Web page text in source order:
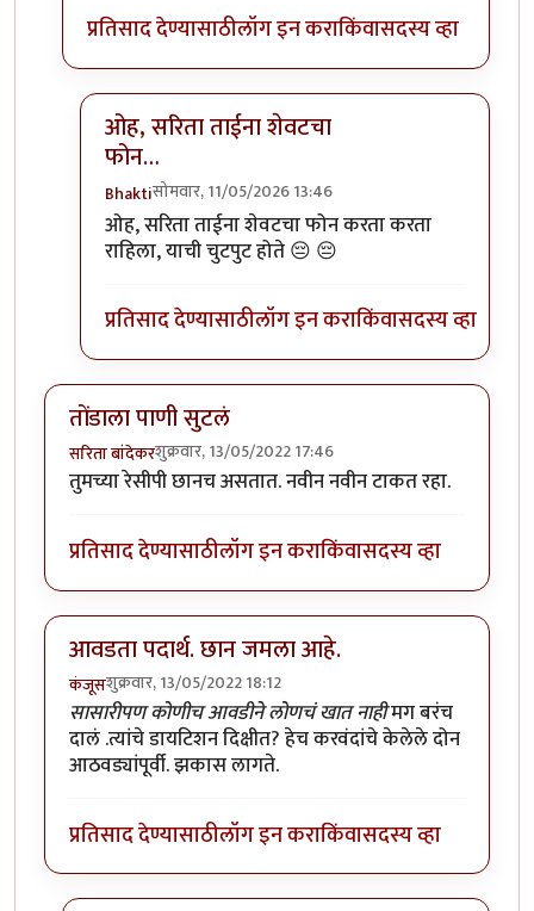
प्रतिसाद देण्यासाठीलॉग इन कराकिंवासदस्य व्हा
ओह, सरिता ताईना शेवटचा
फोन…
Bhaktiसोमवार, 11/05/2026 13:46
In reply to:) तुम्हाला पाकृ नेहमी आवडतातby
ओह, सरिता ताईना शेवटचा फोन करता करता
राहिला, याची चुटपुट होते 😔 😔
प्रतिसाद देण्यासाठीलॉग इन कराकिंवासदस्य व्हा
तोंडाला पाणी सुटलं
सरिता बांदेकरशुक्रवार, 13/05/2022 17:46
तुमच्या रेसीपी छानच असतात. नवीन नवीन टाकत रहा.
प्रतिसाद देण्यासाठीलॉग इन कराकिंवासदस्य व्हा
आवडता पदार्थ. छान जमला आहे.
कंजूसशुक्रवार, 13/05/2022 18:12
सासारीपण कोणीच आवडीने लोणचं खात नाहीमग बरंच
दालं .त्यांचे डायटिशन दिक्षीत? हेच करवंदांचे केलेले दोन
आठवड्यांपूर्वी. झकास लागते.
प्रतिसाद देण्यासाठीलॉग इन कराकिंवासदस्य व्हा